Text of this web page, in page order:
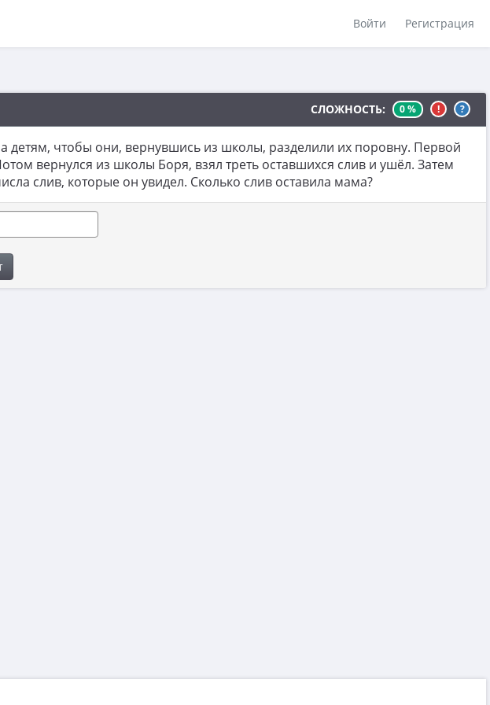
Войти Регистрация
СЛОЖНОСТЬ: 0 % ! ?
детям, чтобы они, вернувшись из школы, разделили их поровну. Первой
вернулся из школы Боря, взял треть оставшихся слив и ушёл. Затем
слив, которые он увидел. Сколько слив оставила мама?